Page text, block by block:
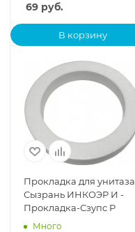
69 руб.
В корзину
Прокладка для унитаза,
Сызрань ИНКОЭР И -
Прокладка-Сзупс Р
Много